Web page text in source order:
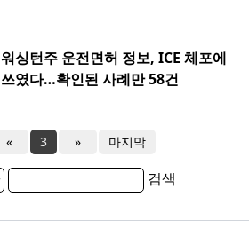
워싱턴주 운전면허 정보, ICE 체포에
쓰였다…확인된 사례만 58건
« 3 » 마지막
검색